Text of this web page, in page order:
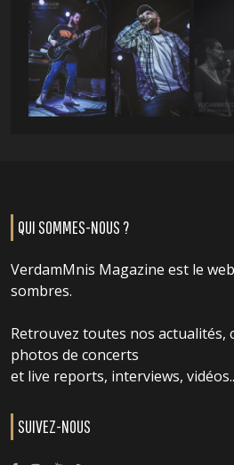
QUI SOMMES-NOUS ?
VerdamMnis Magazine est le
sombres.
Retrouvez toutes nos actualités,
photos de concerts
et live reports, interviews,
SUIVEZ-NOUS